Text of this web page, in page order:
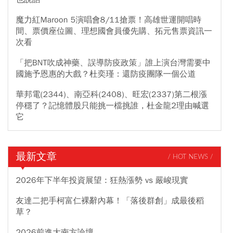
魔力紅Maroon 5演唱會8/11搶票！高雄世運開唱時
間、票價座位圖、理想國會員優先購、拓元售票資訊一
次看
「把BNT吹成神藥、誤導防疫政策」誰上演台灣需要中
國施予恩惠的大戲？杜奕瑾：還防疫團隊一個公道
華邦電(2344)、南亞科(2408)、旺宏(2337)第二根漲
停穩了？記憶體股只能挑一檔挑誰，杜金龍2理由喊選
它
最新文章 / HOT NEWS /
2026年下半年投資展望：狂熱漲勢 vs 嚴峻現實
友達二把手柯富仁裸辭內幕！「落後群創」成最後稻
草？